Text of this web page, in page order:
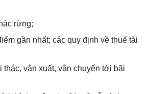
rừng;
gần nhất; các quy định về thuế tài
vận xuất, vận chuyển tới bãi